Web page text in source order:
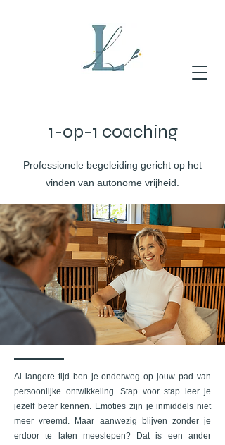
1-op-1 coaching
Professionele begeleiding gericht op het
vinden van autonome vrijheid.
Al langere tijd ben je onderweg op jouw pad van
persoonlijke ontwikkeling. Stap voor stap leer je
jezelf beter kennen. Emoties zijn je inmiddels niet
meer vreemd. Maar aanwezig blijven zonder je
erdoor te laten meeslepen? Dat is een ander